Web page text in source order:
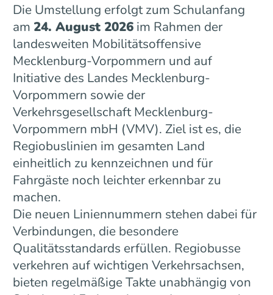
Die Umstellung erfolgt zum Schulanfang
am 24. August 2026im Rahmen der
landesweiten Mobilitätsoffensive
Mecklenburg-Vorpommern und auf
Initiative des Landes Mecklenburg-
Vorpommern sowie der
Verkehrsgesellschaft Mecklenburg-
Vorpommern mbH (VMV). Ziel ist es, die
Regiobuslinien im gesamten Land
einheitlich zu kennzeichnen und für
Fahrgäste noch leichter erkennbar zu
machen.
Die neuen Liniennummern stehen dabei für
Verbindungen, die besondere
Qualitätsstandards erfüllen. Regiobusse
verkehren auf wichtigen Verkehrsachsen,
bieten regelmäßige Takte unabhängig von